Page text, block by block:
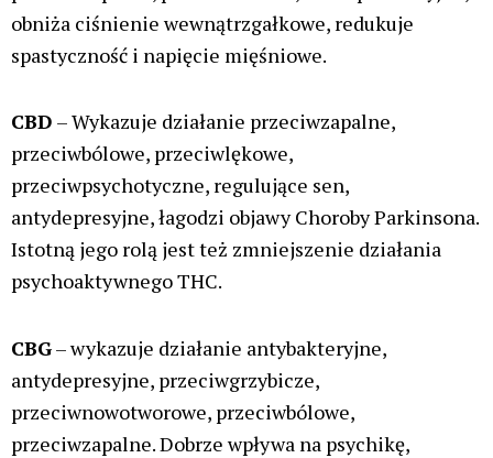
obniża ciśnienie wewnątrzgałkowe, redukuje
spastyczność i napięcie mięśniowe.
CBD – Wykazuje działanie przeciwzapalne,
przeciwbólowe, przeciwlękowe,
przeciwpsychotyczne, regulujące sen,
antydepresyjne, łagodzi objawy Choroby Parkinsona.
Istotną jego rolą jest też zmniejszenie działania
psychoaktywnego THC.
CBG– wykazuje działanie antybakteryjne,
antydepresyjne, przeciwgrzybicze,
przeciwnowotworowe, przeciwbólowe,
przeciwzapalne. Dobrze wpływa na psychikę,